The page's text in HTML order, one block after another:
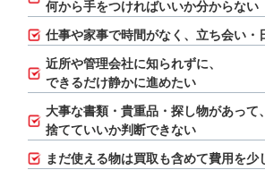
何から手をつければいいか分からない
仕事や家事で時間がなく、立ち会い・
近所や管理会社に知られずに、
できるだけ静かに進めたい
大事な書類・貴重品・探し物があって、
捨てていいか判断できない
まだ使える物は買取も含めて費用を少